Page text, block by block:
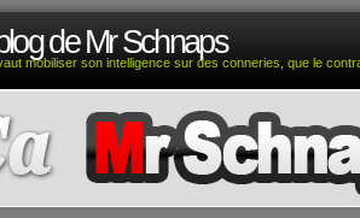
de Mr Schnaps
mobiliser son intelligence sur des conneries, que le